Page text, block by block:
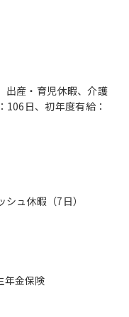
出産・育児休暇、介護
日、初年度有給：
ュ休暇（7日）
年金保険